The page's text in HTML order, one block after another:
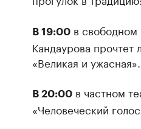
В 19:00в свободном
Кандаурова
«Великая и ужасная».
В 20:00в частном
«Человеческий